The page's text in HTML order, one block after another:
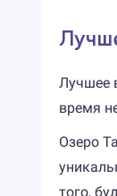
Лучшее
время
Озеро
того,